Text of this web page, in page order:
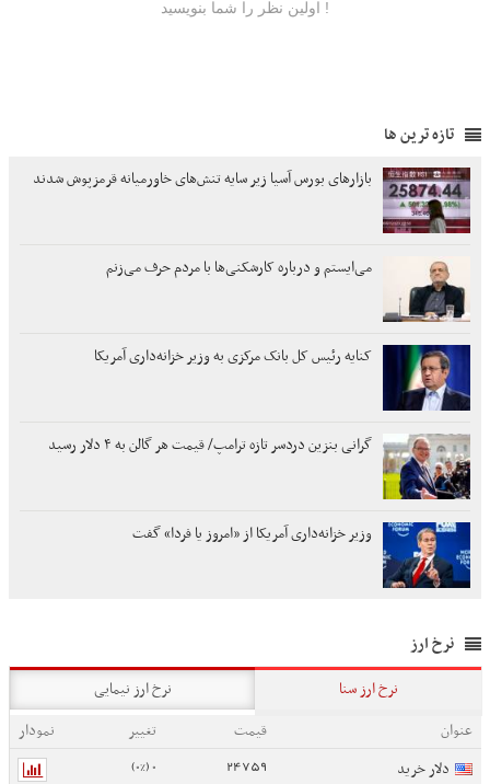
تازه ترین ها
بازارهای بورس آسیا زیر سایه تنش‌های خاورمیانه قرمزپوش شدند
می‌ایستم و درباره کارشکنی‌ها با مردم حرف می‌زنم
کنایه رئیس کل بانک مرکزی به وزیر خزانه‌داری آمریکا
گرانی بنزین دردسر تازه ترامپ/ قیمت هر گالن به ۴ دلار رسید
وزیر خزانه‌داری آمریکا از «امروز یا فردا» گفت
نرخ ارز
نرخ ارز سنا
نرخ ارز نیمایی
عنوان
قیمت تغییر
نمودار
دلار خرید
24759
0 (0%)